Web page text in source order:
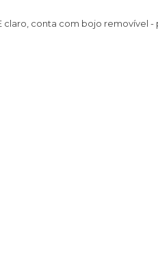
conta com bojo removível -